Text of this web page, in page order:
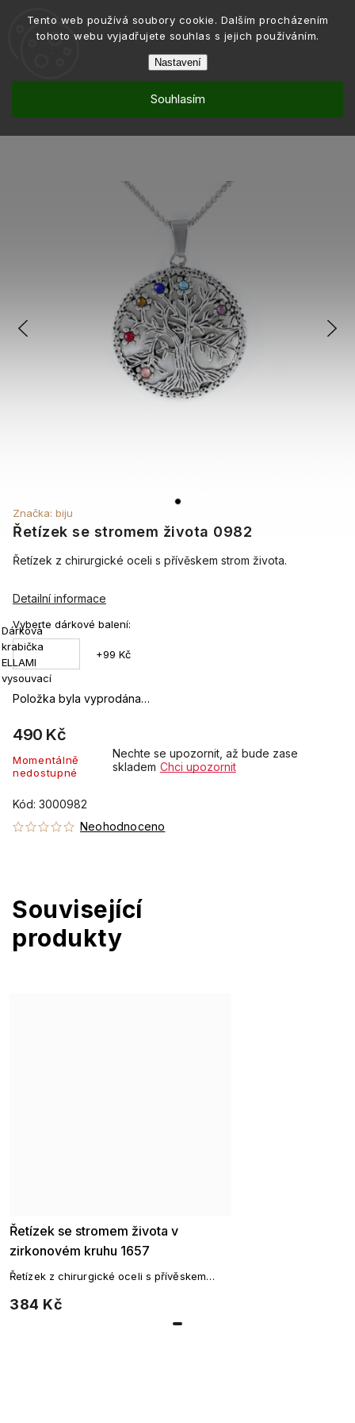
Tento web používá soubory cookie. Dalším procházením
tohoto webu vyjadřujete souhlas s jejich používáním.
Nastavení
Souhlasím
Šperky Řetízky
Řetízek se stromem života 0982
Neohodnoceno
Kód: 3000982
Značka: biju
490 Kč
Momentálně
nedostupné
Nechte se upozornit, až bude zase
skladem Chci upozornit
Vyberte dárkové balení:
Dárková
krabička
ELLAMI
vysouvací
+99 Kč
Položka byla vyprodána…
Řetízek z chirurgické oceli s přívěskem strom života.
Detailní informace
Související
produkty
Řetízek se stromem života v
zirkonovém kruhu 1657
384 Kč
Řetízek z chirurgické oceli s přívěskem